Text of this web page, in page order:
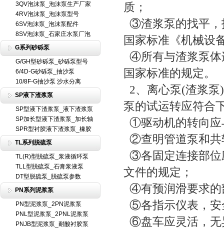
3QV泡沫泵_泡沫泵生产厂家
4RV泡沫泵_泡沫泵型号
6SV泡沫泵_泡沫泵配件
8SV泡沫泵_石家庄水泵厂泡
G系列砂砾泵
G/GH型砂砾泵_砂砾泵型号
6/4D-G砂砾泵_抽沙泵
10/8F-G抽沙泵 沙水分离
SP液下渣浆泵
SP型液下渣浆泵_液下渣浆泵
SP加长型液下渣浆泵_加长轴
SPR型衬胶液下渣浆泵_橡胶
TL系列脱硫泵
TL(R)型脱硫泵_浆液循环泵
TLL型脱硫泵_石膏浆液泵
DT型脱硫泵_脱硫泵参数
PN系列泥浆泵
PN型泥浆泵_2PN泥浆泵
PNL型泥浆泵_2PNL泥浆泵
PNJB型泥浆泵_耐酸衬胶泵
质；
③渣浆泵的找平，
国家标准《机械设
④所有与渣浆泵体
国家标准的规定。
2、离心泵(渣浆泵
泵的试运转应符合
①驱动机的转向应
②查明管道泵和共
③各固定连接部位
文件的规定；
④有预润滑要求的
⑤各指示仪表，安
⑥盘车应灵活，无